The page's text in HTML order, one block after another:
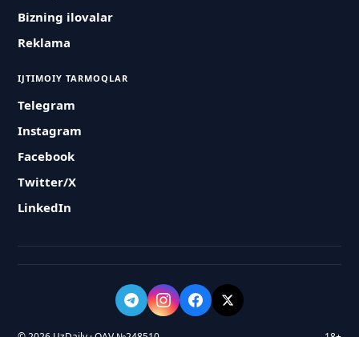
Bizning ilovalar
Reklama
IJTIMOIY TARMOQLAR
Telegram
Instagram
Facebook
Twitter/X
LinkedIn